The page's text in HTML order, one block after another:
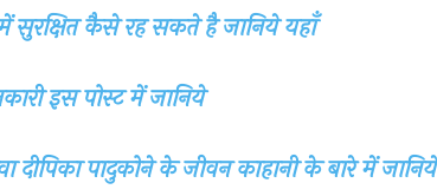
कैसे रह सकते है जानिये यहाँ
इस पोस्ट में जानिये
पादुकोने के जीवन काहानी के बारे में जानिये